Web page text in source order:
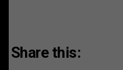
Share this: